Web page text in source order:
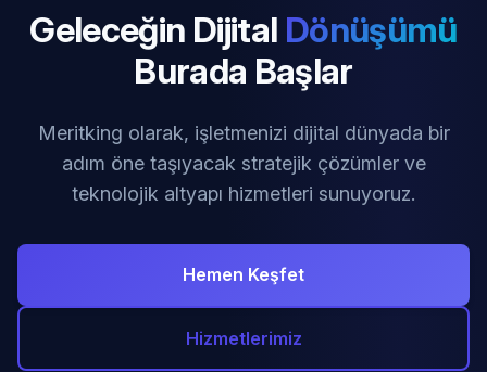
Geleceğin Dijital Dönüşümü
Burada Başlar
Meritking olarak, işletmenizi dijital dünyada bir
adım öne taşıyacak stratejik çözümler ve
teknolojik altyapı hizmetleri sunuyoruz.
Hemen Keşfet
Hizmetlerimiz